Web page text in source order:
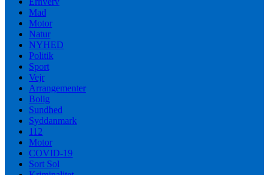
Mad
Motor
Natur
NYHED
Politik
Sport
Vejr
Arrangementer
Bolig
Sundhed
Syddanmark
112
Motor
COVID-19
Sort Sol